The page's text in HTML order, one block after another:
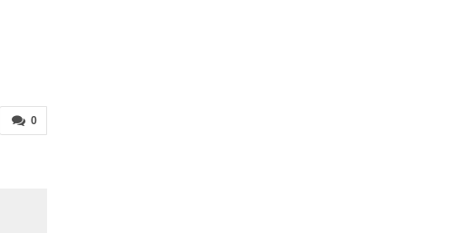
0